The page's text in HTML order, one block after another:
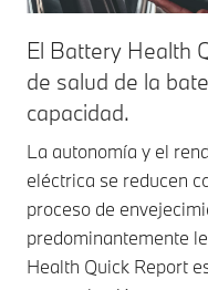
El Battery Health
de salud de la
capacidad.
La autonomía y el
eléctrica se reducen
proceso de
predominantemente
Health Quick Report